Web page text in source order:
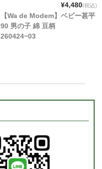
¥4,480(税込)
【Wa de Modem】ベビー甚平
90 男の子 綿 豆柄
260424−03